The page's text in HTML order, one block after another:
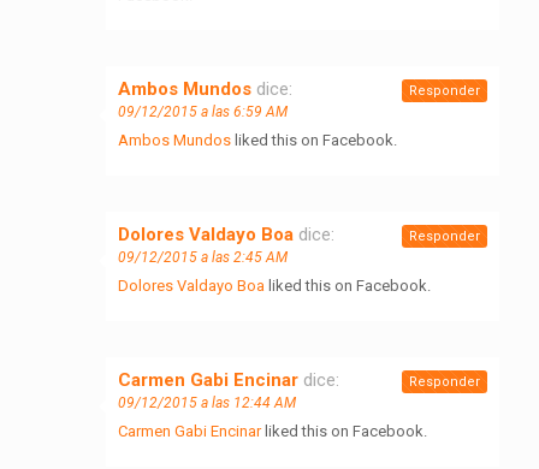
Ambos Mundos dice:
09/12/2015 a las 6:59 AM
Ambos Mundos liked this on Facebook.
Responder
Dolores Valdayo Boa dice:
09/12/2015 a las 2:45 AM
Dolores Valdayo Boa liked this on Facebook.
Responder
Carmen Gabi Encinar dice:
09/12/2015 a las 12:44 AM
Carmen Gabi Encinarliked this on Facebook.
Responder